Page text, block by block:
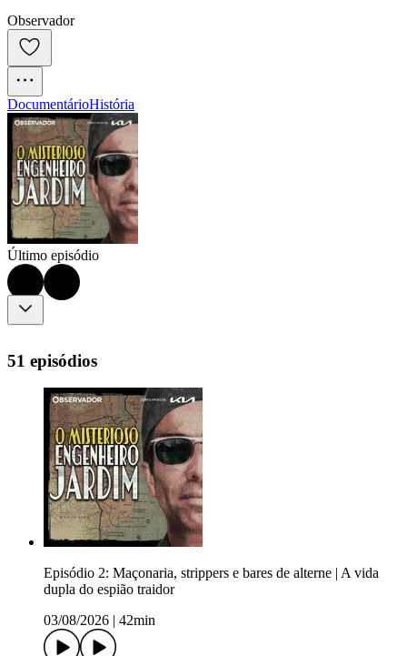
Observador
DocumentárioHistória
Último episódio
51 episódios
Episódio 2: Maçonaria, strippers e bares de alterne | A vida
dupla do espião traidor
03/08/2026
42min